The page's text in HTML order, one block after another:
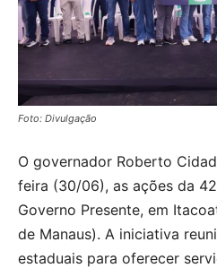
Foto: Divulgação
O governador Roberto
feira (30/06), as ações da
Governo Presente, em
de Manaus). A iniciativa
estaduais para oferecer